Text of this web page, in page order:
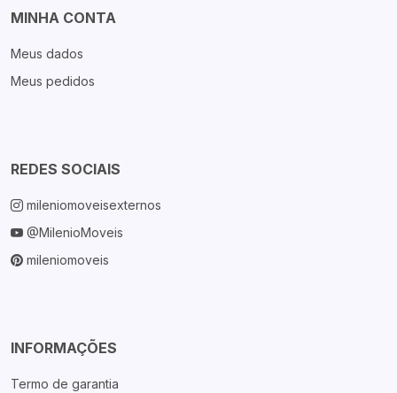
MINHA CONTA
Meus dados
Meus pedidos
REDES SOCIAIS
mileniomoveisexternos
@MilenioMoveis
mileniomoveis
INFORMAÇÕES
Termo de garantia